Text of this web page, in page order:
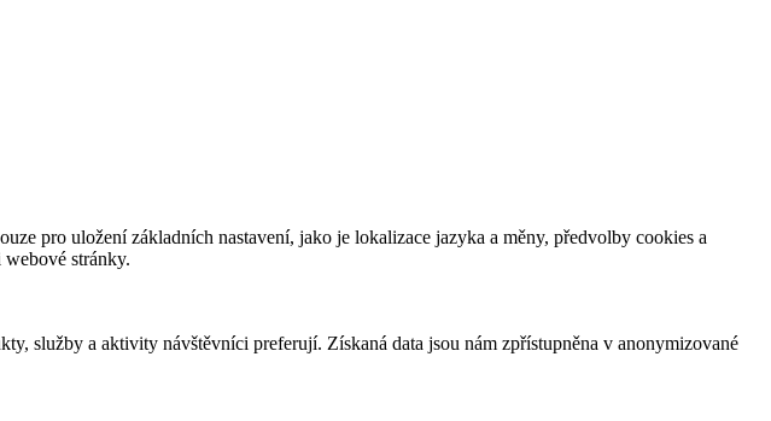
pro uložení základních nastavení, jako je lokalizace jazyka a měny, předvolby cookies a
stránky.
služby a aktivity návštěvníci preferují. Získaná data jsou nám zpřístupněna v anonymizované